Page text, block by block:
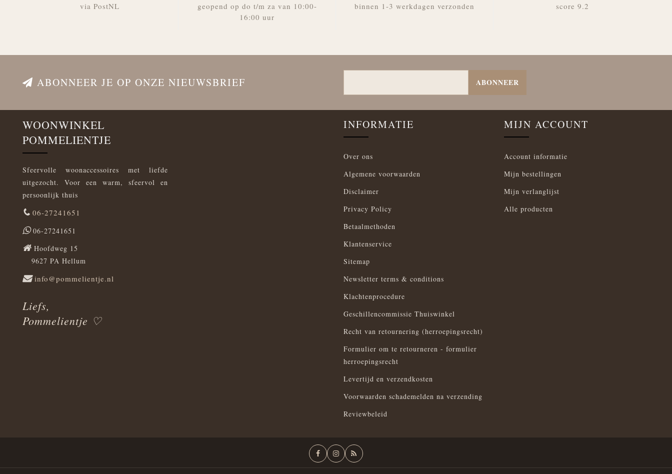
via PostNL
geopend op do t/m za van 10:00-
16:00 uur
binnen 1-3 werkdagen verzonden score 9.2
ABONNEER JE OP ONZE NIEUWSBRIEF ABONNEER
WOONWINKEL
POMMELIENTJE
Sfeervolle woonaccessoires met liefde
uitgezocht. Voor een warm, sfeervol en
persoonlijk thuis
06-27241651
06-27241651
Hoofdweg 15
9627 PA Hellum
info@pommelientje.nl
Liefs,
Pommelientje ♡
INFORMATIE
Over ons
Algemene voorwaarden
Disclaimer
Privacy Policy
Betaalmethoden
Klantenservice
Sitemap
Newsletter terms & conditions
Klachtenprocedure
Geschillencommissie Thuiswinkel
Recht van retournering (herroepingsrecht)
Formulier om te retourneren - formulier
herroepingsrecht
Levertijd en verzendkosten
Voorwaarden schademelden na verzending
Reviewbeleid
MIJN ACCOUNT
Account informatie
Mijn bestellingen
Mijn verlanglijst
Alle producten